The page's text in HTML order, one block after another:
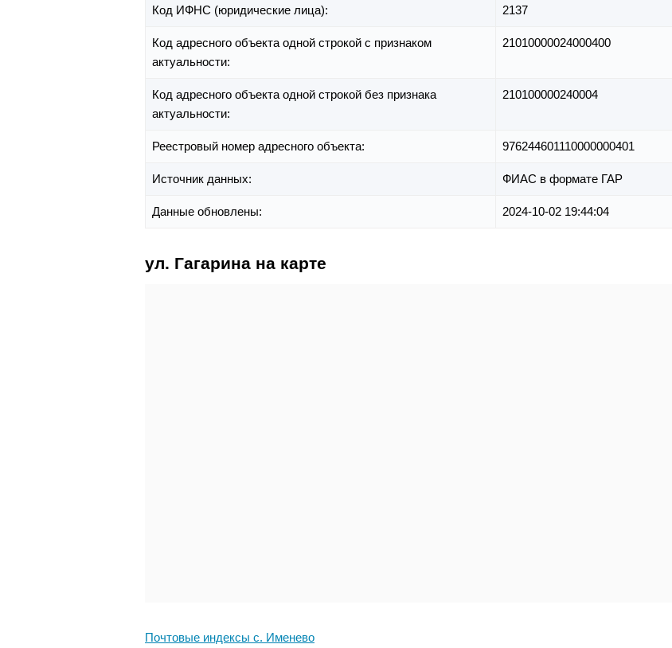
Код ИФНС (юридические лица): 2137
Код адресного объекта одной строкой с признаком
актуальности:
21010000024000400
Код адресного объекта одной строкой без признака
актуальности:
210100000240004
Реестровый номер адресного объекта: 976244601110000000401
Источник данных: ФИАС в формате ГАР
Данные обновлены: 2024-10-02 19:44:04
ул. Гагарина на карте
Почтовые индексы с. Именево